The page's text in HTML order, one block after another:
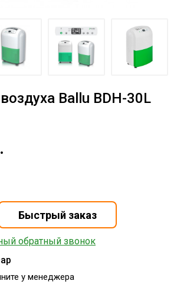
Ballu BDH-30L
обратный звонок
у менеджера